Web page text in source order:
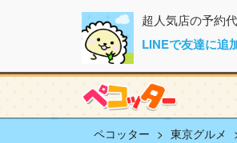
超人気店の予約
LINEで友達に追
ペコッター 東京グルメ